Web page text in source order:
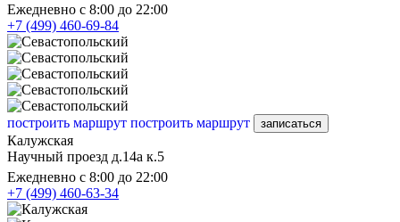
Ежедневно с 8:00 до 22:00
+7 (499) 460-69-84
построить маршрут построить маршрут записаться
Калужская
Научный проезд д.14а к.5
Ежедневно с 8:00 до 22:00
+7 (499) 460-63-34